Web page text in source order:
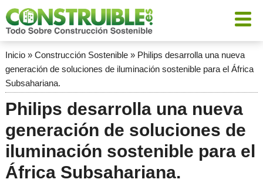
Inicio» Construcción Sostenible» Philips desarrolla una nueva
generación de soluciones de iluminación sostenible para el África
Subsahariana.
Philips desarrolla una nueva
generación de soluciones de
iluminación sostenible para el
África Subsahariana.